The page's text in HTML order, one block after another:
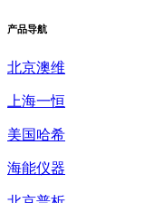
产品导航
北京澳维
上海一恒
美国哈希
海能仪器